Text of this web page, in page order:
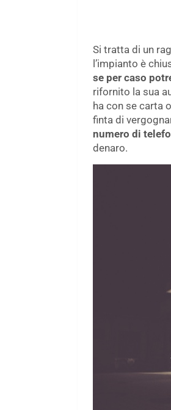
Si tratta di un
l’impianto è
se per caso
rifornito la sua
ha con se carta
finta di
numero di
denaro.